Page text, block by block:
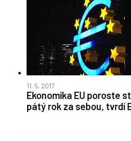
11. 5. 2017
Ekonomika EU poroste
pátý rok za sebou, tvrdí